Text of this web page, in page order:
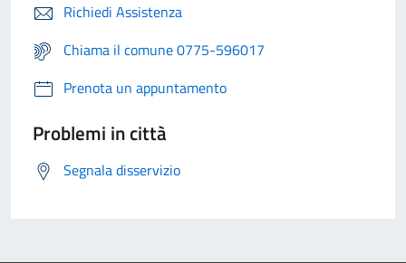
Richiedi Assistenza
Chiama il comune 0775-596017
Prenota un appuntamento
Problemi in città
Segnala disservizio